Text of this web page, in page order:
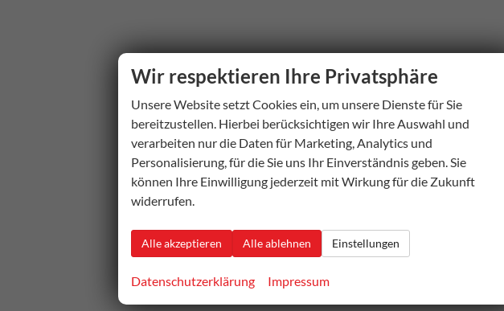
Wir respektieren Ihre Privatsphäre
Unsere Website setzt Cookies ein, um unsere Dienste für Sie
bereitzustellen. Hierbei berücksichtigen wir Ihre Auswahl und
verarbeiten nur die Daten für Marketing, Analytics und
Personalisierung, für die Sie uns Ihr Einverständnis geben. Sie
können Ihre Einwilligung jederzeit mit Wirkung für die Zukunft
widerrufen.
Alle akzeptieren Alle ablehnen Einstellungen
Datenschutzerklärung Impressum